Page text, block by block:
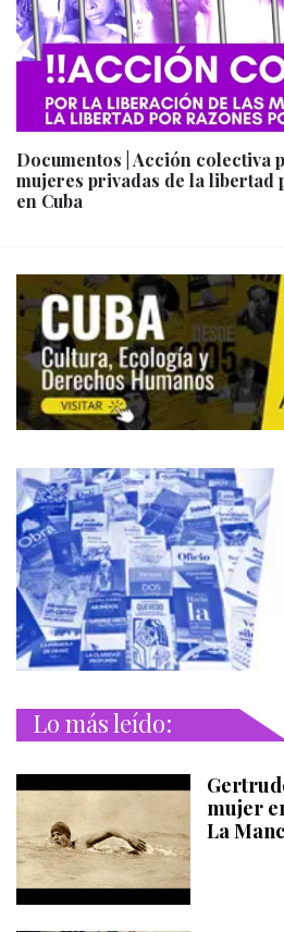
Documentos | Acción colectiva
mujeres privadas de la libertad
en Cuba
Lo más leído:
mujer
La